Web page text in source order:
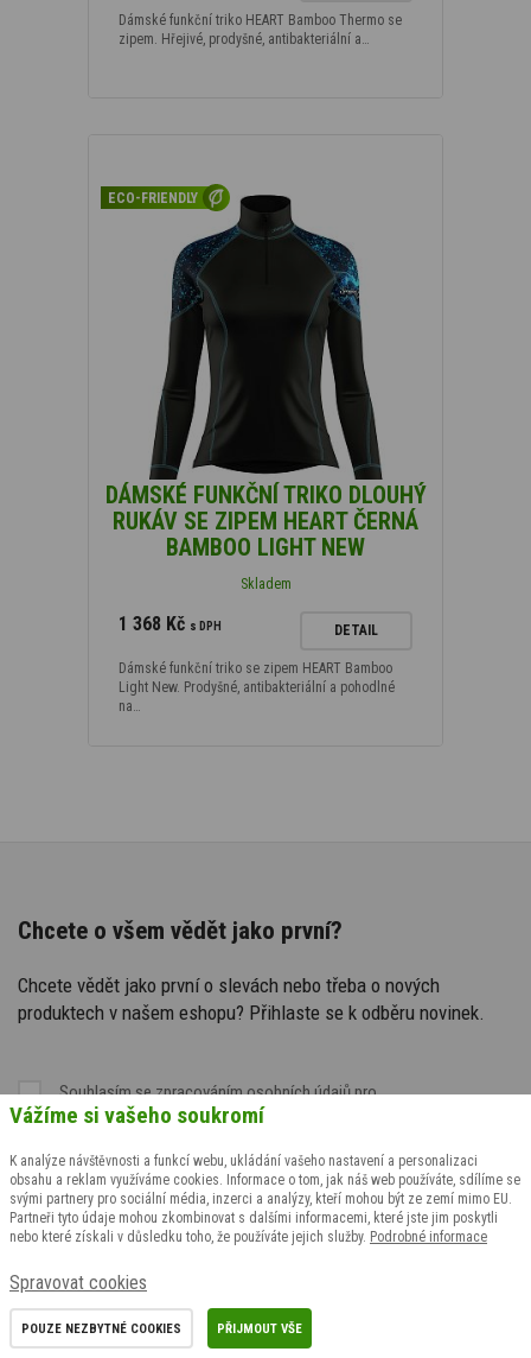
Dámské funkční triko HEART Bamboo Thermo se
zipem. Hřejivé, prodyšné, antibakteriální a…
ECO-FRIENDLY
DÁMSKÉ FUNKČNÍ TRIKO DLOUHÝ
RUKÁV SE ZIPEM HEART ČERNÁ
BAMBOO LIGHT NEW
Skladem
1 368 Kč s DPH DETAIL
Dámské funkční triko se zipem HEART Bamboo
Light New. Prodyšné, antibakteriální a pohodlné
na…
Chcete o všem vědět jako první?
Chcete vědět jako první o slevách nebo třeba o nových
produktech v našem eshopu? Přihlaste se k odběru novinek.
Souhlasím sezpracováním osobních údajůpro
marketingové účely
Vážíme si vašeho soukromí
K analýze návštěvnosti a funkcí webu, ukládání vašeho nastavení a personalizaci
obsahu a reklam využíváme cookies. Informace o tom, jak náš web používáte, sdílíme se
svými partnery pro sociální média, inzerci a analýzy, kteří mohou být ze zemí mimo EU.
Partneři tyto údaje mohou zkombinovat s dalšími informacemi, které jste jim poskytli
nebo které získali v důsledku toho, že používáte jejich služby. Podrobné informace
Spravovat cookies
POUZE NEZBYTNÉ COOKIES PŘIJMOUT VŠE